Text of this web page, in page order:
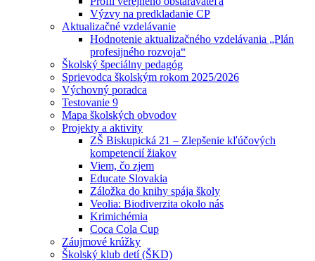
Výzvy na predkladanie CP
Aktualizačné vzdelávanie
Hodnotenie aktualizačného vzdelávania „Plán
profesijného rozvoja“
Školský špeciálny pedagóg
Sprievodca školským rokom 2025/2026
Výchovný poradca
Testovanie 9
Mapa školských obvodov
Projekty a aktivity
ZŠ Biskupická 21 – Zlepšenie kľúčových
kompetencií žiakov
Viem, čo zjem
Educate Slovakia
Záložka do knihy spája školy
Veolia: Biodiverzita okolo nás
Krimichémia
Coca Cola Cup
Záujmové krúžky
Školský klub detí (ŠKD)